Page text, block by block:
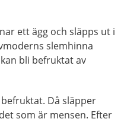
ett ägg och släpps ut i
slemhinna
bli befruktat av
Då släpper
som är mensen. Efter